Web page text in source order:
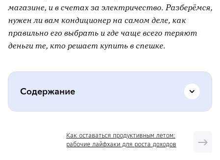
магазине, и в счетах за электричество. Разберёмся,
нужен ли вам кондиционер на самом деле, как
правильно его выбрать и где чаще всего теряют
деньги те, кто решает купить в спешке.
Содержание
Как оставаться продуктивным летом:
рабочие лайфхаки для роста доходов